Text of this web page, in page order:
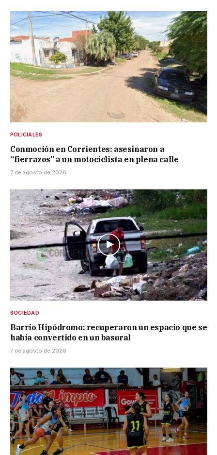
POLICIALES
Conmoción en Corrientes: asesinaron a
“fierrazos” a un motociclista en plena calle
7 de agosto de 2026
SOCIEDAD
Barrio Hipódromo: recuperaron un espacio que se
había convertido en un basural
7 de agosto de 2026